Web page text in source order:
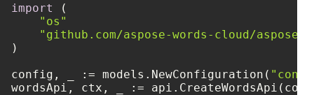
import
(
"os"
"github.com/aspose-words-cloud/
)
config, _ := models.NewConfiguration(
wordsApi, ctx, _ :=